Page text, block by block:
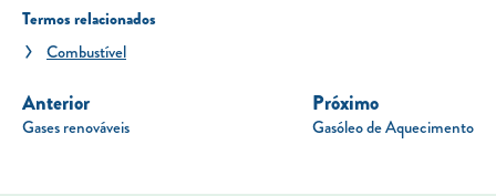
Termos relacionados
Combustível
Anterior
Gases renováveis
Próximo
Gasóleo de Aquecimento